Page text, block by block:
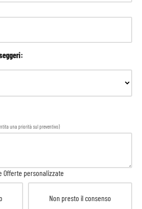
una priorità sul preventivo)
Offerte personalizzate
Non presto il consenso